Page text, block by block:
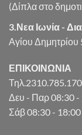
(Δίπλα στο
3.Νεα Ιωνία -
Αγίου
ΕΠΙΚΟΙΝΩΝΙΑ
Τηλ.2310.785.170
Δευ - Παρ 08:30 -
Σάβ 08:30 - 18:00